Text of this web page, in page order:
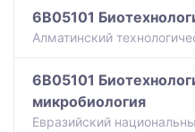
6B05101
Алматинский
6B05101
микробиология
Евразийский